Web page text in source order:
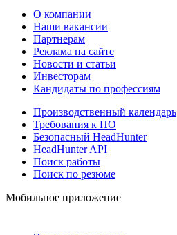
О компании
Наши вакансии
Партнерам
Реклама на сайте
Новости и статьи
Инвесторам
Кандидаты по профессиям
Производственный календарь
Требования к ПО
Безопасный HeadHunter
HeadHunter API
Поиск работы
Поиск по резюме
Мобильное приложение